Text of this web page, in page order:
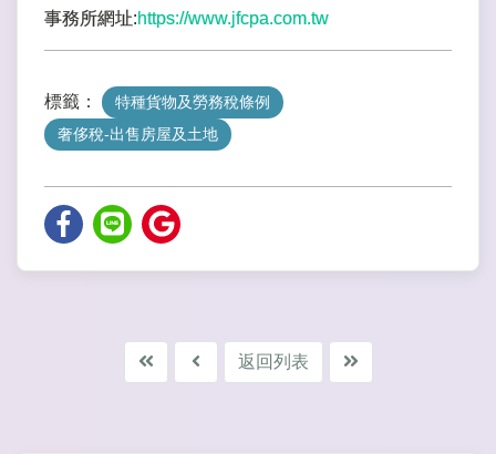
事務所網址:https://www.jfcpa.com.tw
標籤：
特種貨物及勞務稅條例
奢侈稅-出售房屋及土地
返回列表